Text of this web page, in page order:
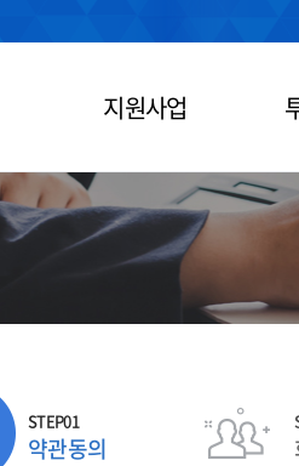
지원사업
STEP01
약관동의